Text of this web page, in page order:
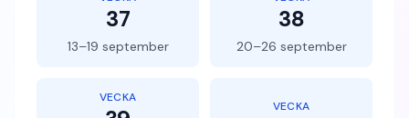
37
13–19 september
38
20–26 september
VECKA
VECKA